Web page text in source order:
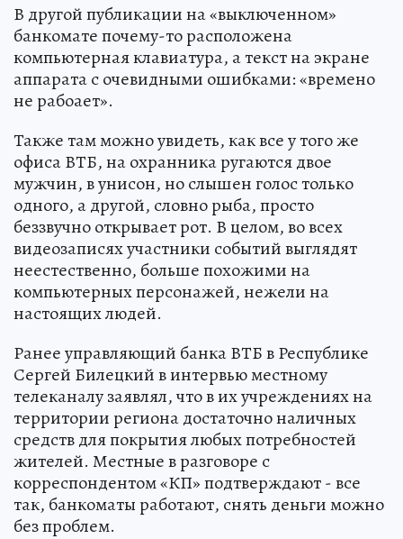
В другой публикации на «выключенном»
банкомате почему-то расположена
компьютерная клавиатура, а текст на экране
аппарата с очевидными ошибками: «времено
не рабоает».
Также там можно увидеть, как все у того же
офиса ВТБ, на охранника ругаются двое
мужчин, в унисон, но слышен голос только
одного, а другой, словно рыба, просто
беззвучно открывает рот. В целом, во всех
видеозаписях участники событий выглядят
неестественно, больше похожими на
компьютерных персонажей, нежели на
настоящих людей.
Ранее управляющий банка ВТБ в Республике
Сергей Билецкий в интервью местному
телеканалу заявлял, что в их учреждениях на
территории региона достаточно наличных
средств для покрытия любых потребностей
жителей. Местные в разговоре с
корреспондентом «КП» подтверждают - все
так, банкоматы работают, снять деньги можно
без проблем.